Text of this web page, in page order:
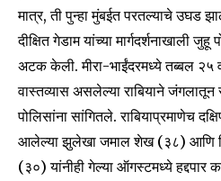
मात्र, ती पुन्हा मुंबईत परतल्याचे उघड
दीक्षित गेडाम यांच्या मार्गदर्शनाखाली
अटक केली. मीरा-भाईंदरमध्ये तब्बल २५
वास्तव्यास असलेल्या राबियाने
पोलिसांना सांगितले. राबियाप्रमाणेच
आलेल्या झुलेखा जमाल शेख (३८) आणि
(३०) यांनीही गेल्या ऑगस्टमध्ये हद्दपार